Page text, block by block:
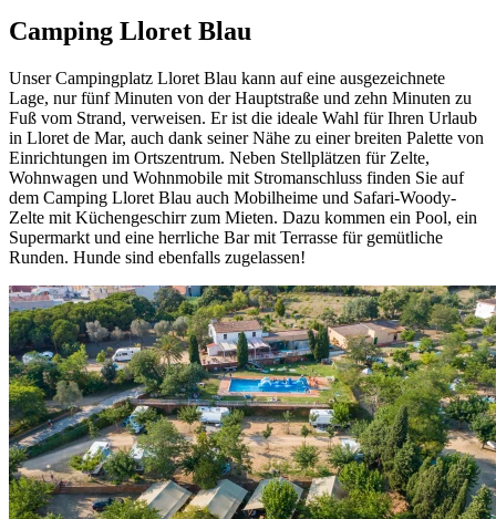
Camping Lloret Blau
Unser Campingplatz Lloret Blau kann auf eine ausgezeichnete
Lage, nur fünf Minuten von der Hauptstraße und zehn Minuten zu
Fuß vom Strand, verweisen. Er ist die ideale Wahl für Ihren Urlaub
in Lloret de Mar, auch dank seiner Nähe zu einer breiten Palette von
Einrichtungen im Ortszentrum. Neben Stellplätzen für Zelte,
Wohnwagen und Wohnmobile mit Stromanschluss finden Sie auf
dem Camping Lloret Blau auch Mobilheime und Safari-Woody-
Zelte mit Küchengeschirr zum Mieten. Dazu kommen ein Pool, ein
Supermarkt und eine herrliche Bar mit Terrasse für gemütliche
Runden. Hunde sind ebenfalls zugelassen!